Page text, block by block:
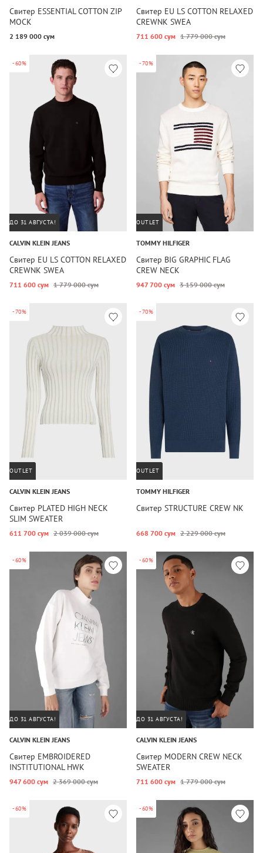
Свитер ESSENTIAL COTTON ZIP
MOCK
2 189 000 сум
Свитер EU LS COTTON RELAXED
CREWNK SWEA
711 600 сум 1 779 000 сум
-60%
ДО 31 АВГУСТА!
CALVIN KLEIN JEANS
Свитер EU LS COTTON RELAXED
CREWNK SWEA
711 600 сум 1 779 000 сум
-70%
OUTLET
TOMMY HILFIGER
Свитер BIG GRAPHIC FLAG
CREW NECK
947 700 сум 3 159 000 сум
-70%
OUTLET
CALVIN KLEIN JEANS
Свитер PLATED HIGH NECK
SLIM SWEATER
611 700 сум 2 039 000 сум
-70%
OUTLET
TOMMY HILFIGER
Свитер STRUCTURE CREW NK
668 700 сум 2 229 000 сум
-60%
ДО 31 АВГУСТА!
CALVIN KLEIN JEANS
Свитер EMBROIDERED
INSTITUTIONAL HWK
947 600 сум 2 369 000 сум
-60%
ДО 31 АВГУСТА!
CALVIN KLEIN JEANS
Свитер MODERN CREW NECK
SWEATER
711 600 сум 1 779 000 сум
-60% -60%